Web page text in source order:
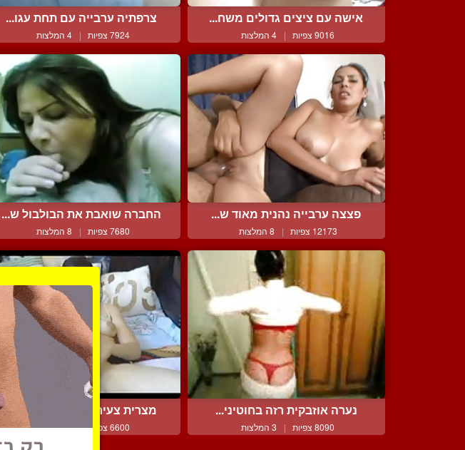
אישה עם ציצים גדולים משח...
9016 צפיות | 4 המלצות
צרפתיה ערבייה עם תחת עגו...
7924 צפיות | 4 המלצות
פצצה ערבייה נהנית מאוד ש...
12173 צפיות | 8 המלצות
החברה שואבת את הבולבול ש...
7680 צפיות | 8 המלצות
נערה אוזבקית רזה בחוטיני...
8090 צפיות | 3 המלצות
מצרית צעירה ושובבה לבדה ...
6600 צפיות | 3 המלצות